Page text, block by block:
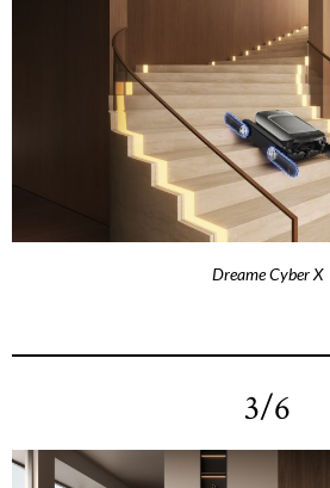
Dreame Cyber X
3/6